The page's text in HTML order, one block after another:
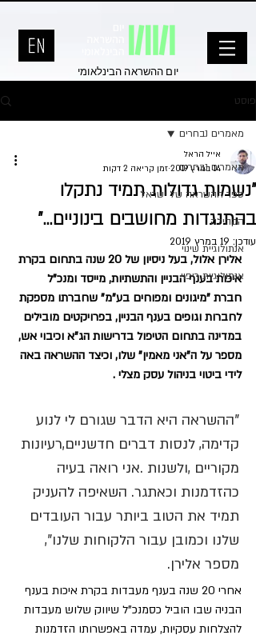
יום ההשראה הבינלאומי
פוסט
מאמרים נבחרים
ספר ההשראה של ישראל
הקהילה
אנתולוגיית שינוי
אנתולוגיית ריפוי
מאמרים נבחרים
"נשמות גדולות תמיד נתקלו
בהתנגדות מחושבים בינוניים..."
אייל הראל
14 במרץ 2019
זמן קריאה 2 דקות
עודכן: 19 במרץ 2019
אלירן אלול, בעל ניסיון של 20 שנה בתחום בקרת
איכות בענף הבניין והתשתיות, מייסד ומנכ"ל
חברת "מיגונים ומפוחים בע"מ" שחברתו מספקת
לחברות וגופים בענף הבניין, בפרויקטים מובילים
במדינה בתחום הטיפול בדרישות הג"א וכיבוי אש,
מספר על ה"אני מאמין" שלו, וכיצד ההשראה באה
לידי ביטוי בניהול עסק מצלי .
"ההשראה היא הדבר שגורם לי לנוע
קדימה, לנסות דברים חדשניים,רעיונות
מקוריים ,ולשנות .אני רואה בעיה
כהזדמנות וכאתגר. השאיפה להעניק
תמיד את הטוב ביותר עבור העובדים
שלנו וכמובן עבור הלקוחות שלנו",
מספר אלירן.
אחרי 20 שנה בענף מעבדות בקרת איכות בענף
הבניה שבו הוביל כסמנכ"ל שיווק שלוש מעבדות
להצלחות עסקיות, עמדה באפשרותו הזדמנות